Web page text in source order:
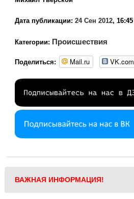
Дата публикации: 24 Сен 2012, 16:45
Категории: Происшествия
Поделиться: Mail.ru VK.com
ВАЖНАЯ ИНФОРМАЦИЯ!